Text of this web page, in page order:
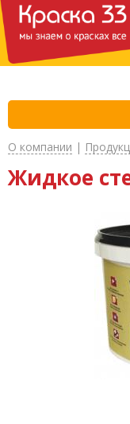
О компании |
Жидкое